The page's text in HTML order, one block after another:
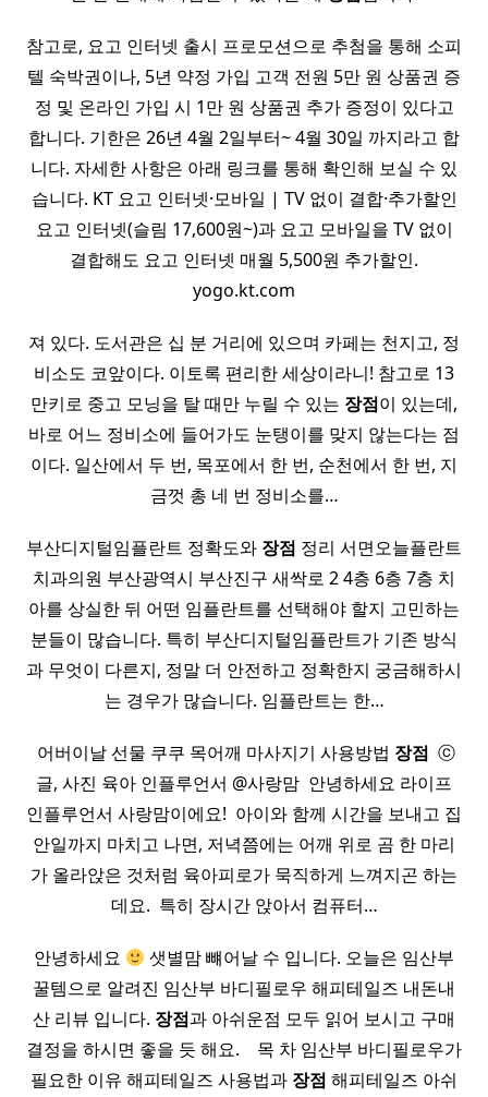
참고로, 요고 인터넷 출시 프로모션으로 추첨을 통해 소피
텔 숙박권이나, 5년 약정 가입 고객 전원 5만 원 상품권 증
정 및 온라인 가입 시 1만 원 상품권 추가 증정이 있다고
합니다. 기한은 26년 4월 2일부터~ 4월 30일 까지라고 합
니다. 자세한 사항은 아래 링크를 통해 확인해 보실 수 있
습니다. KT 요고 인터넷·모바일 | TV 없이 결합·추가할인
요고 인터넷(슬림 17,600원~)과 요고 모바일을 TV 없이
결합해도 요고 인터넷 매월 5,500원 추가할인.
yogo.kt.com
져 있다. 도서관은 십 분 거리에 있으며 카페는 천지고, 정
비소도 코앞이다. 이토록 편리한 세상이라니! 참고로 13
만키로 중고 모닝을 탈 때만 누릴 수 있는 장점이 있는데,
바로 어느 정비소에 들어가도 눈탱이를 맞지 않는다는 점
이다. 일산에서 두 번, 목포에서 한 번, 순천에서 한 번, 지
금껏 총 네 번 정비소를…
부산디지털임플란트 정확도와 장점 정리 서면오늘플란트
치과의원 부산광역시 부산진구 새싹로 2 4층 6층 7층 치
아를 상실한 뒤 어떤 임플란트를 선택해야 할지 고민하는
분들이 많습니다. 특히 부산디지털임플란트가 기존 방식
과 무엇이 다른지, 정말 더 안전하고 정확한지 궁금해하시
는 경우가 많습니다. 임플란트는 한…
​ 어버이날 선물 쿠쿠 목어깨 마사지기 사용방법 장점 ​ ​ ⓒ
글, 사진 육아 인플루언서 @사랑맘 ​ 안녕하세요 라이프
인플루언서 사랑맘이에요! ​ 아이와 함께 시간을 보내고 집
안일까지 마치고 나면, 저녁쯤에는 어깨 위로 곰 한 마리
가 올라앉은 것처럼 육아피로가 묵직하게 느껴지곤 하는
데요. ​ 특히 장시간 앉아서 컴퓨터…
안녕하세요
샛별맘 뺴어날 수 입니다. 오늘은 임산부
꿀템으로 알려진 임산부 바디필로우 해피테일즈 내돈내
산 리뷰 입니다. 장점과 아쉬운점 모두 읽어 보시고 구매
결정을 하시면 좋을 듯 해요. ​ ​ ​ 목 차 임산부 바디필로우가
필요한 이유 해피테일즈 사용법과 장점 해피테일즈 아쉬